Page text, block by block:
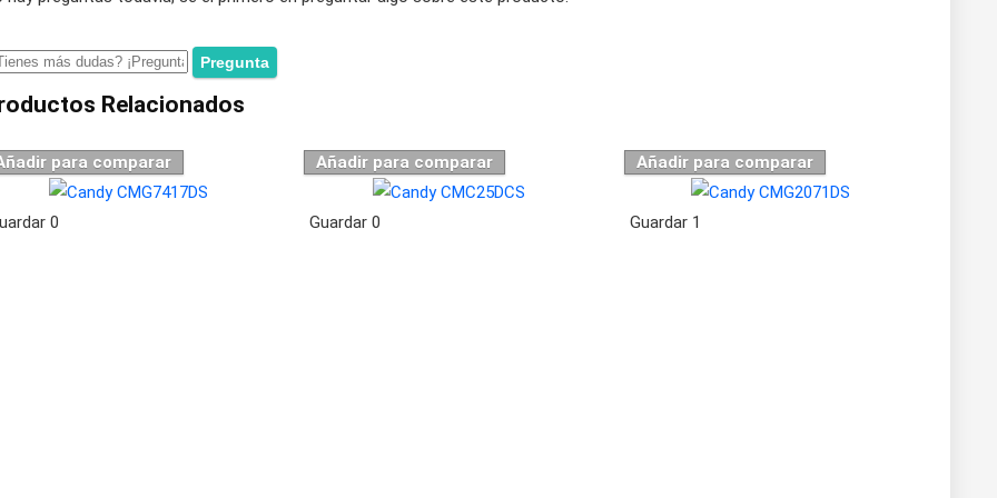
Relacionados
para comparar
0
Añadir para comparar
Guardar 0
Añadir para comparar
Guardar 1